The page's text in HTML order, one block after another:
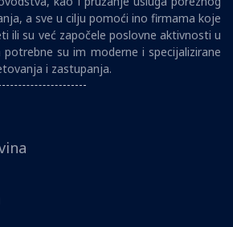
a sve u cilju pomoći ino firmama koje
ili su već započele poslovne aktivnosti u
potrebne su im moderne i specijalizirane
i zastupanja.